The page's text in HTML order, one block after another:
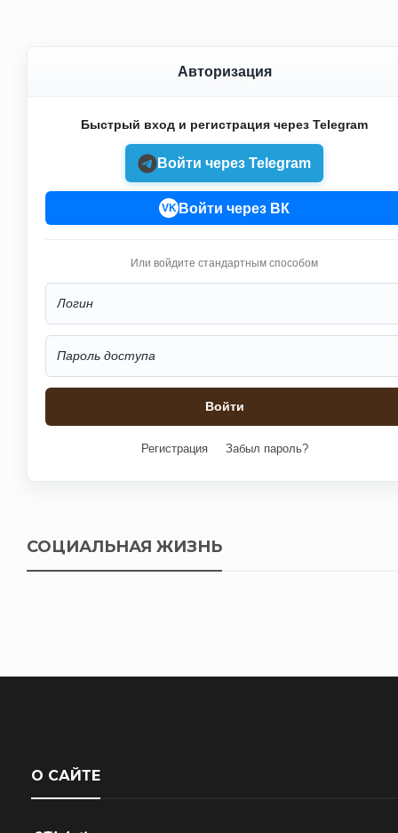
Авторизация
Быстрый вход и регистрация через Telegram
Войти через Telegram
VK Войти через ВК
Или войдите стандартным способом
Регистрация Забыл пароль?
СОЦИАЛЬНАЯ ЖИЗНЬ
О САЙТЕ